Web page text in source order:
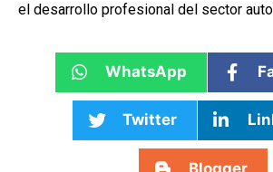
el desarrollo profesional del sector
WhatsApp
Twitter
Blogger